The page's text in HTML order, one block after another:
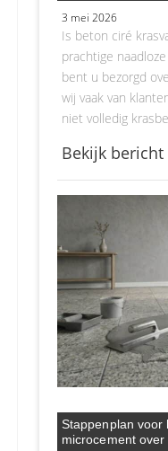
3 mei 2026
Is beton ciré
prachtige
bent u bezorgd
wij vaak van
niet volledig
Bekijk bericht
Stappenplan voor
microcement over